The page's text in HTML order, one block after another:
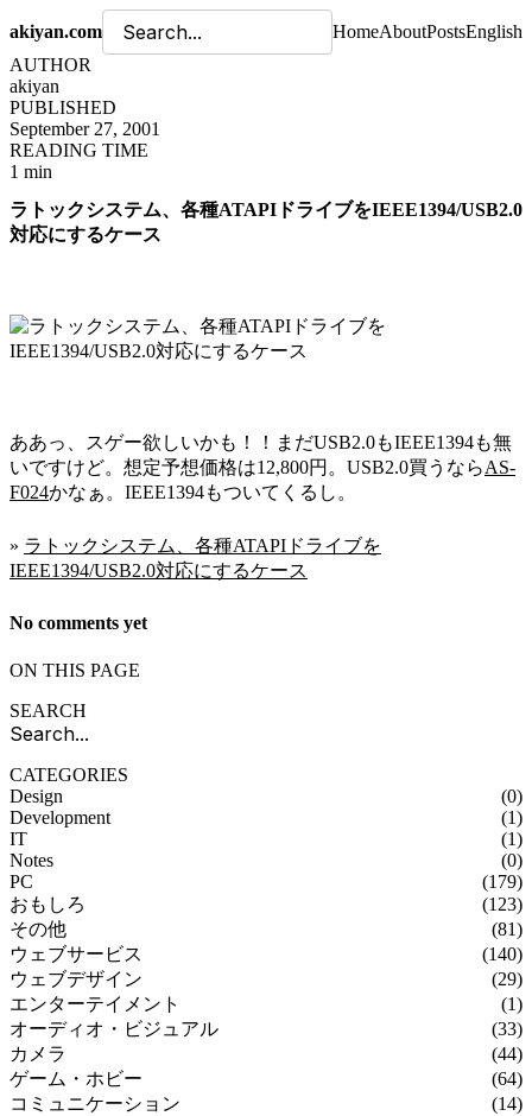
akiyan.com HomeAboutPostsEnglish
AUTHOR
akiyan
PUBLISHED
September 27, 2001
READING TIME
1 min
ラトックシステム、各種ATAPIドライブをIEEE1394/USB2.0
対応にするケース
ああっ、スゲー欲しいかも！！まだUSB2.0もIEEE1394も無
いですけど。想定予想価格は12,800円。USB2.0買うならAS-
F024かなぁ。IEEE1394もついてくるし。
» ラトックシステム、各種ATAPIドライブを
IEEE1394/USB2.0対応にするケース
No comments yet
ON THIS PAGE
SEARCH
CATEGORIES
Design
(0)
Development
(1)
IT
(1)
Notes
(0)
PC
(179)
おもしろ
(123)
その他
(81)
ウェブサービス
(140)
ウェブデザイン
(29)
エンターテイメント
(1)
オーディオ・ビジュアル
(33)
カメラ
(44)
ゲーム・ホビー
(64)
コミュニケーション
(14)